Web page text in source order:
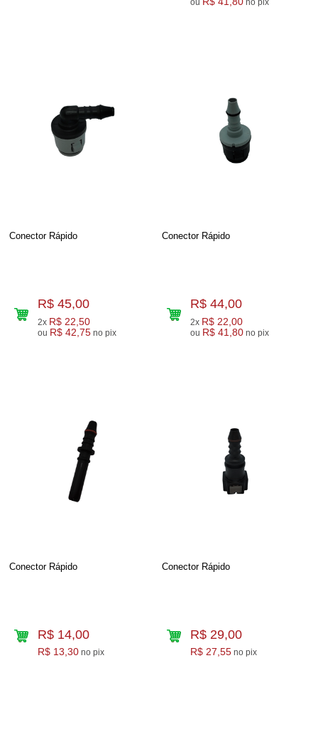
Conector Rápido
R$ 45,00
2x R$ 22,50
ou R$ 42,75 no pix
Conector Rápido
R$ 44,00
2x R$ 22,00
ou R$ 41,80 no pix
Conector Rápido
R$ 14,00
R$ 13,30 no pix
Conector Rápido
R$ 29,00
R$ 27,55 no pix